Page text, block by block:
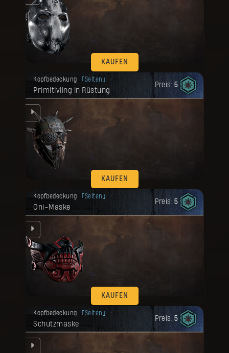
KAUFEN
Kopfbedeckung Selten
Primitivling in Rüstung
Preis: 5
KAUFEN
Deine Belohnung ist freigeschaltet
worden.
Kopfbedeckung Selten
Oni-Maske
Preis: 5
KAUFEN
Deine Belohnung ist freigeschaltet
worden.
Kopfbedeckung Selten
Schutzmaske
Preis: 5
Deine Belohnung ist freigeschaltet
worden.